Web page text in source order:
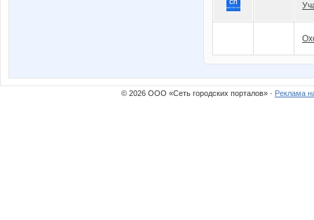
© 2026 ООО «Сеть городских порталов» · Реклама